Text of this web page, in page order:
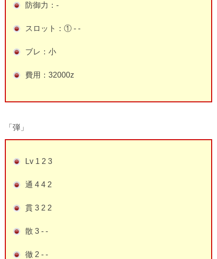
防御力：-
スロット：① - -
ブレ：小
費用：32000z
「弾」
Lv 1 2 3
通 4 4 2
貫 3 2 2
散 3 - -
徹 2 - -